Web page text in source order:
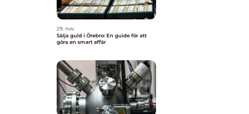
29. nov
Sälja guld i Örebro: En guide för att
göra en smart affär